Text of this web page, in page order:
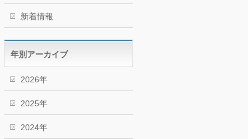
新着情報
年別アーカイブ
2026年
2025年
2024年